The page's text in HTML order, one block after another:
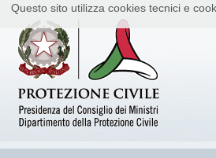
Questo sito utilizza cookies tecnici e